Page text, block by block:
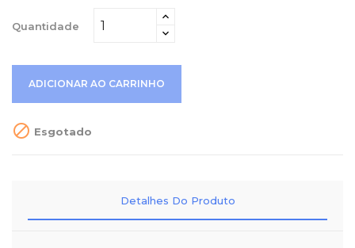
Quantidade
ADICIONAR AO CARRINHO
 Esgotado
Detalhes Do Produto